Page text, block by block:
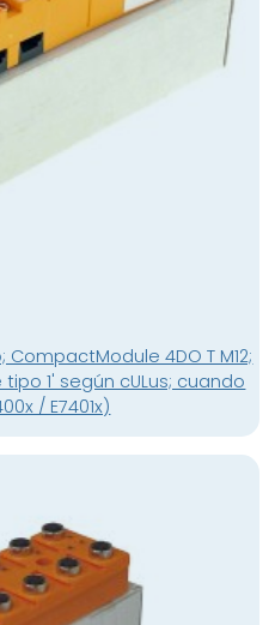
4DO T M12;
1' según cULus; cuando
/ E7401x)